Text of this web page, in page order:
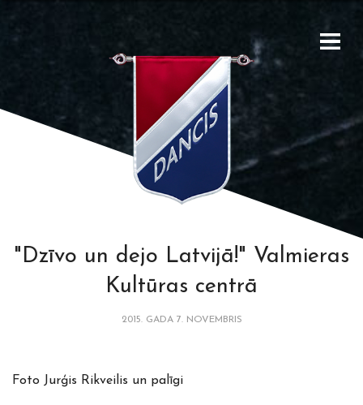
"Dzīvo un dejo Latvijā!" Valmieras
Kultūras centrā
2015. GADA 7. NOVEMBRIS
Foto Jurģis Rikveilis un palīgi